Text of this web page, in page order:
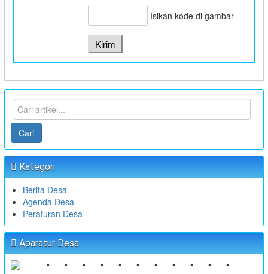
Isikan kode di gambar
Cari
Kategori
Berita Desa
Agenda Desa
Peraturan Desa
Aparatur Desa
• • • • • • • • • • •